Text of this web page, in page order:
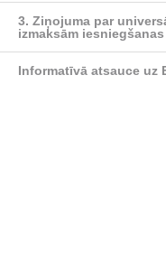
3. Ziņojuma par
izmaksām
Informatīvā atsauce uz